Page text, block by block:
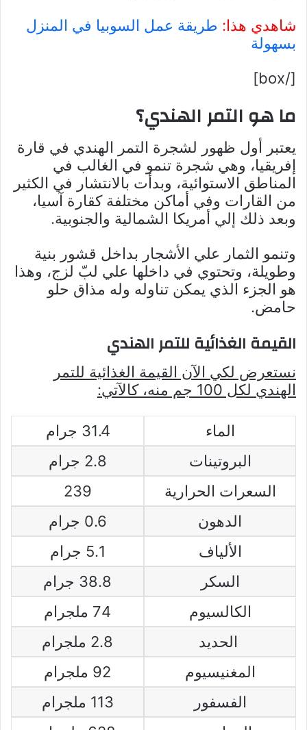
شاهدي هذا: طريقة عمل السوبيا في المنزل
بسهولة
[/box]
ما هو التمر الهندي؟
يعتبر أول ظهور لشجرة التمر الهندي في قارة
إفريقيا، وهي شجرة تنمو في الغالب في
المناطق الاستوائية، وبدأت بالانتشار في الكثير
من القارات وفي أماكن مختلفة كقارة آسيا،
وبعد ذلك إلي أمريكا الشمالية والجنوبية.
وتنمو الثمار علي الأشجار بداخل قشور بنية
وطويلة، وتحتوي في داخلها علي لبّ لزج، وهذا
هو الجزء الذي يمكن تناوله وله مذاق حلو
حامض.
القيمة الغذائية للتمر الهندي
نستعرض لكي الآن القيمة الغذائية للتمر
الهندي لكل 100 جم منه، كالآتي:
الماء
31.4 جرام
البروتينات
2.8 جرام
السعرات الحرارية
239
الدهون
0.6 جرام
الألياف
5.1 جرام
السكر
38.8 جرام
الكالسيوم
74 ملجرام
الحديد
2.8 ملجرام
المغنيسيوم
92 ملجرام
الفسفور
113 ملجرام